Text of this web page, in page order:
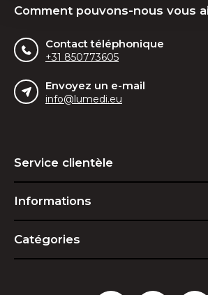
Comment pouvons-nous vous
Contact téléphonique
+31 850773605
Envoyez un e-mail
info@lumedi.eu
Service clientèle
Informations
Catégories